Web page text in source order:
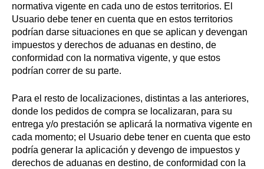
normativa vigente en cada uno de estos territorios. El
Usuario debe tener en cuenta que en estos territorios
podrían darse situaciones en que se aplican y devengan
impuestos y derechos de aduanas en destino, de
conformidad con la normativa vigente, y que estos
podrían correr de su parte.
Para el resto de localizaciones, distintas a las anteriores,
donde los pedidos de compra se localizaran, para su
entrega y/o prestación se aplicará la normativa vigente en
cada momento; el Usuario debe tener en cuenta que esto
podría generar la aplicación y devengo de impuestos y
derechos de aduanas en destino, de conformidad con la